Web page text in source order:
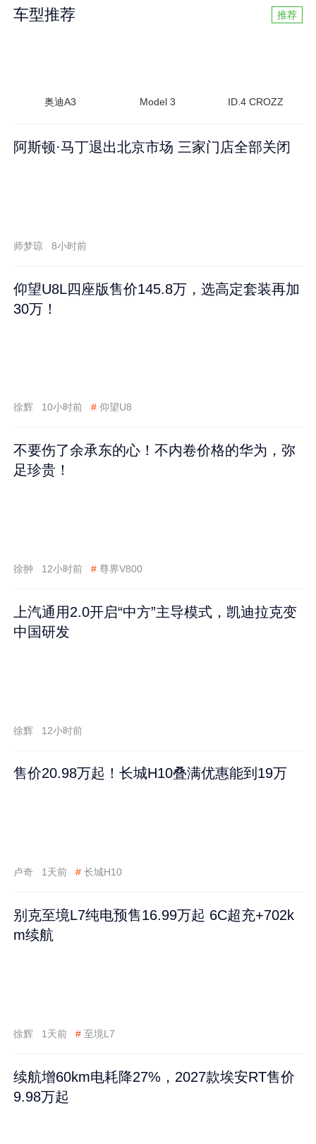
车型推荐 推荐
奥迪A3 Model 3 ID.4 CROZZ
阿斯顿·马丁退出北京市场 三家门店全部关闭
师梦琼 8小时前
仰望U8L四座版售价145.8万，选高定套装再加
30万！
徐辉 10小时前 # 仰望U8
不要伤了余承东的心！不内卷价格的华为，弥
足珍贵！
徐翀 12小时前 # 尊界V800
上汽通用2.0开启“中方”主导模式，凯迪拉克变
中国研发
徐辉 12小时前
售价20.98万起！长城H10叠满优惠能到19万
卢奇 1天前 # 长城H10
别克至境L7纯电预售16.99万起 6C超充+702k
m续航
徐辉 1天前 # 至境L7
续航增60km电耗降27%，2027款埃安RT售价
9.98万起